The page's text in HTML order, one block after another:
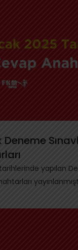
yapılan